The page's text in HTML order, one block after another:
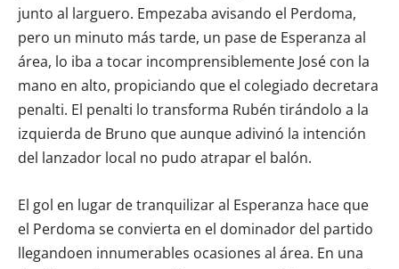
junto al larguero. Empezaba avisando el Perdoma,
pero un minuto más tarde, un pase de Esperanza al
área, lo iba a tocar incomprensiblemente José con la
mano en alto, propiciando que el colegiado decretara
penalti. El penalti lo transforma Rubén tirándolo a la
izquierda de Bruno que aunque adivinó la intención
del lanzador local no pudo atrapar el balón.
El gol en lugar de tranquilizar al Esperanza hace que
el Perdoma se convierta en el dominador del partido
llegandoen innumerables ocasiones al área. En una